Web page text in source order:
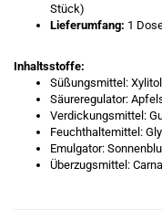
Stück)
Lieferumfang: 1
Inhaltsstoffe:
Süßungsmittel:
Säureregulator:
Verdickungsmittel:
Feuchthaltemittel:
Emulgator:
Überzugsmittel: